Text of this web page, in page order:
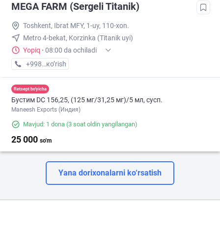
MEGA FARM (Sergeli Titanik)
Toshkent, Ibrat MFY, 1-uy, 110-xon.
Metro 4-bekat, Korzinka (Titanik uyi)
Yopiq · 08:00 da ochiladi
+998 (55) XXX-XX-XX
кo’rish
Retsept bo'yicha
Бустим DС 156,25, (125 мг/31,25 мг)/5 мл, сусп.
Maneesh Exports (Индия)
Mavjud: 1 dona (3 soat oldin yangilangan)
25 000 so'm
Yana dorixonalarni ko‘rsatish